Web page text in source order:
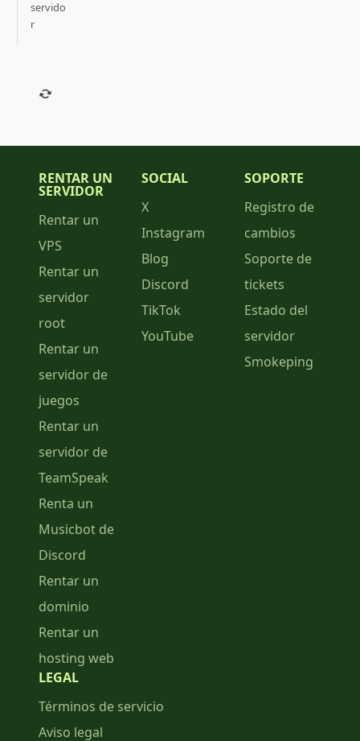
servido
r
RENTAR UN
SERVIDOR
Rentar un
VPS
Rentar un
servidor
root
Rentar un
servidor de
juegos
Rentar un
servidor de
TeamSpeak
Renta un
Musicbot de
Discord
Rentar un
dominio
Rentar un
hosting web
SOCIAL
X
Instagram
Blog
Discord
TikTok
YouTube
SOPORTE
Registro de
cambios
Soporte de
tickets
Estado del
servidor
Smokeping
LEGAL
Términos de servicio
Aviso legal